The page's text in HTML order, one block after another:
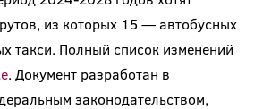
из которых 15 — автобусных
такси. Полный список изменений
. Документ разработан в
законодательством,